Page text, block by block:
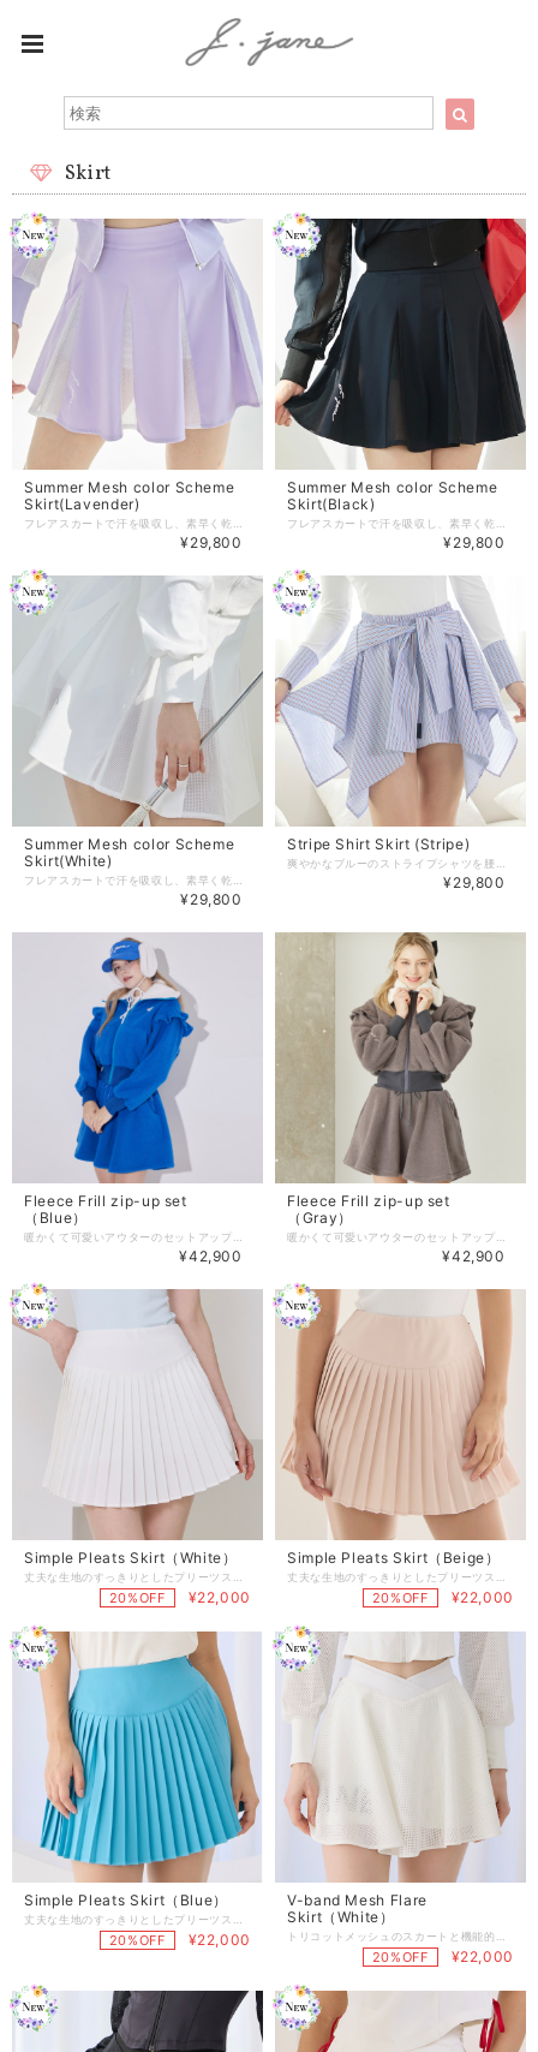
Skirt
Summer Mesh color Scheme
Skirt(Lavender)
¥29,800
Summer Mesh color Scheme
Skirt(Black)
¥29,800
Summer Mesh color Scheme
Skirt(White)
¥29,800
Stripe Shirt Skirt (Stripe)
¥29,800
Fleece Frill zip-up set
（Blue）
¥42,900
Fleece Frill zip-up set
（Gray）
¥42,900
Simple Pleats Skirt（White）
20%OFF ¥22,000
Simple Pleats Skirt（Beige）
20%OFF ¥22,000
Simple Pleats Skirt（Blue）
20%OFF ¥22,000
V-band Mesh Flare
Skirt（White）
20%OFF ¥22,000